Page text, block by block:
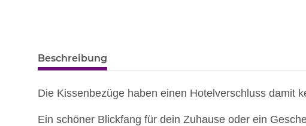
Beschreibung
Die Kissenbezüge haben einen Hotelverschluss damit
Ein schöner Blickfang für dein Zuhause oder ein